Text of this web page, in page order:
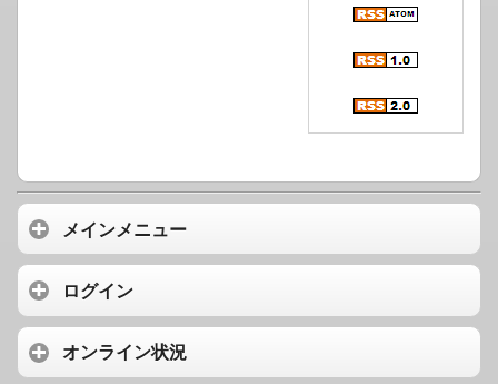
メインメニュー
ログイン
オンライン状況